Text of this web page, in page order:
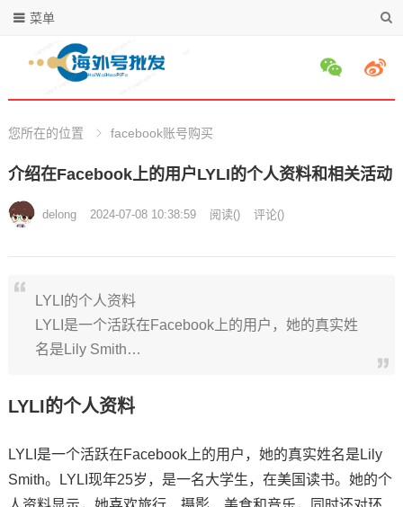
菜单
您所在的位置 facebook账号购买
介绍在Facebook上的用户LYLI的个人资料和相关活动
delong 2024-07-08 10:38:59 阅读() 评论()
LYLI的个人资料
LYLI是一个活跃在Facebook上的用户，她的真实姓
名是Lily Smith…
LYLI的个人资料
LYLI是一个活跃在Facebook上的用户，她的真实姓名是Lily
Smith。LYLI现年25岁，是一名大学生，在美国读书。她的个